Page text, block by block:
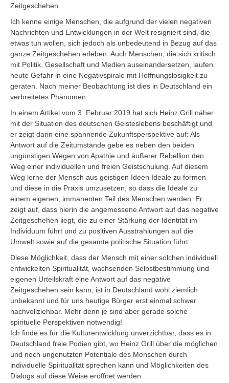
Zeitgeschehen
Ich kenne einige Menschen, die aufgrund der vielen negativen
Nachrichten und Entwicklungen in der Welt resigniert sind, die
etwas tun wollen, sich jedoch als unbedeutend in Bezug auf das
ganze Zeitgeschehen erleben. Auch Menschen, die sich kritisch
mit Politik, Gesellschaft und Medien auseinandersetzen, laufen
heute Gefahr in eine Negativspirale mit Hoffnungslosigkeit zu
geraten. Nach meiner Beobachtung ist dies in Deutschland ein
verbreitetes Phänomen.
In einem Artikel vom 3. Februar 2019 hat sich Heinz Grill näher
mit der Situation des deutschen Geisteslebens beschäftigt und
er zeigt darin eine spannende Zukunftsperspektive auf: Als
Antwort auf die Zeitumstände gebe es neben den beiden
ungünstigen Wegen von Apathie und äußerer Rebellion den
Weg einer individuellen und freien Geistschulung. Auf diesem
Weg lerne der Mensch aus geistigen Ideen Ideale zu formen
und diese in die Praxis umzusetzen, so dass die Ideale zu
einem eigenen, immanenten Teil des Menschen werden. Er
zeigt auf, dass hierin die angemessene Antwort auf das negative
Zeitgeschehen liegt, die zu einer Stärkung der Identität im
Individuum führt und zu positiven Ausstrahlungen auf die
Umwelt sowie auf die gesamte politische Situation führt.
Diese Möglichkeit, dass der Mensch mit einer solchen individuell
entwickelten Spiritualität, wachsenden Selbstbestimmung und
eigenen Urteilskraft eine Antwort auf das negative
Zeitgeschehen sein kann, ist in Deutschland wohl ziemlich
unbekannt und für uns heutige Bürger erst einmal schwer
nachvollziehbar. Mehr denn je sind aber gerade solche
spirituelle Perspektiven notwendig!
Ich finde es für die Kulturentwicklung unverzichtbar, dass es in
Deutschland freie Podien gibt, wo Heinz Grill über die möglichen
und noch ungenutzten Potentiale des Menschen durch
individuelle Spiritualität sprechen kann und Möglichkeiten des
Dialogs auf diese Weise eröffnet werden.